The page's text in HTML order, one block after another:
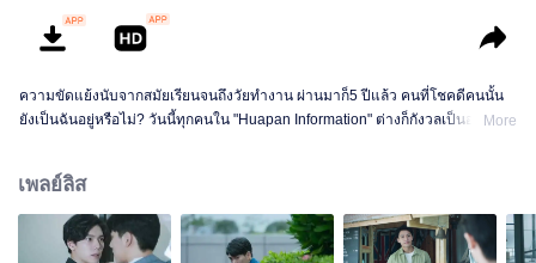
ความขัดแย้งนับจากสมัยเรียนจนถึงวัยทำงาน ผ่านมาก็5 ปีแล้ว คนที่โชคดีคนนั้น
ยังเป็นฉันอยู่หรือไม่? วันนี้ทุกคนใน "Huapan Information" ต่างก็กังวลเป็นอย่างยิ่ง
ยิ่งได้ยินมาว่าคนที่ทางฝ่ายนั้นส่งมาให้เป็นผู้จัดการดูแล คือโจวซูอี้ คนเลือดเย็น...
โจวซูอี้ มองดูเกาซื่อเต๋อที่นำหน้าเขาด้วยความโกรธแค้น 5 ปีที่ผ่านมานี้เพียงพอ
สำหรับเด็กผู้ชาย 2 คนได้เติบโต โจวซูอี้ตัดสินใจว่าหากเกาซื่อเต๋อไม่แคร์ทุกสิ่งทุก
More
เพลย์ลิส